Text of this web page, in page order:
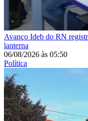
Avanço Ideb do RN
lanterna
06/08/2026 às 05:50
Política